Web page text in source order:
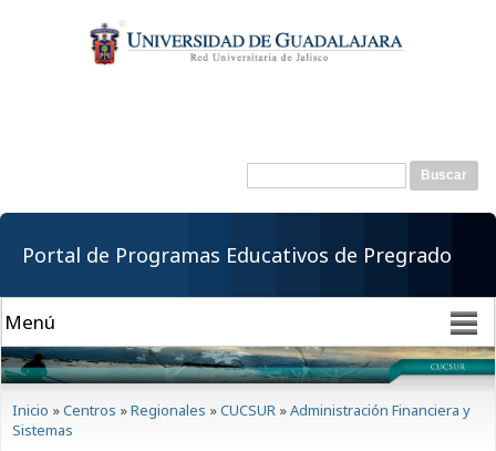
contenido
principal
Formulario de
Buscar
Portal de Programas Educativos de Pregrado
Inicio »Centros »Regionales »CUCSUR »Administración Financiera y
Sistemas